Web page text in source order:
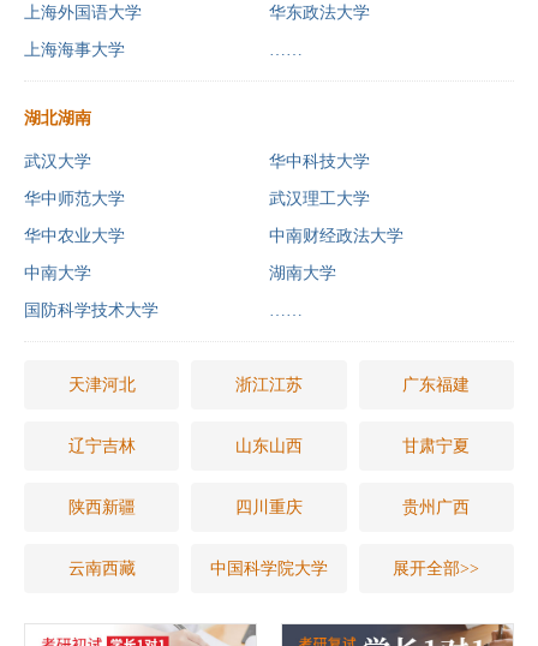
上海外国语大学 华东政法大学
上海海事大学 ……
湖北湖南
武汉大学 华中科技大学
华中师范大学 武汉理工大学
华中农业大学 中南财经政法大学
中南大学 湖南大学
国防科学技术大学 ……
天津河北 浙江江苏 广东福建
辽宁吉林 山东山西 甘肃宁夏
陕西新疆 四川重庆 贵州广西
云南西藏 中国科学院大学 展开全部>>